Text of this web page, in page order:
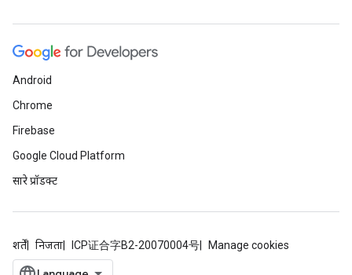
Android
Chrome
Firebase
Google Cloud Platform
सारे प्रॉडक्ट
शर्तें निजता ICP证合字B2-20070004号 Manage cookies